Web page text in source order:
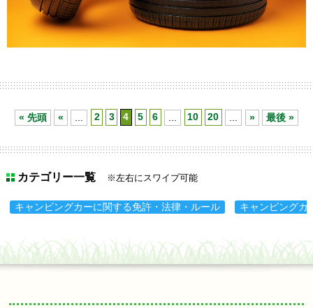
« 先頭 « 2 3 4 5 6 10 20 » 最後 »
カテゴリー一覧 ※左右にスワイプ可能
キャンピングカーに関する免許・法律・ルール キャンピングカ